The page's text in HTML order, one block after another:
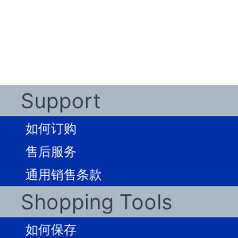
Support
如何订购
售后服务
通用销售条款
Shopping Tools
如何保存